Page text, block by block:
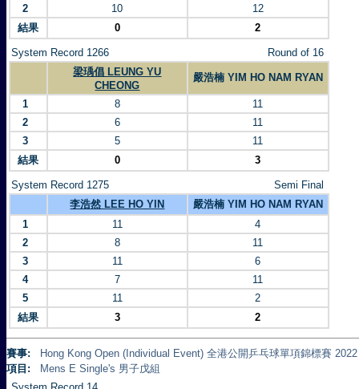
2
10
12
結果
0 2
System Record 1266
Round of 16
梁瑀倡 LEUNG YU
CHEONG
嚴浩楠 YIM HO NAM RYAN
1 8
11
2
6
11
3
5
11
結果
0 3
System Record 1275
Semi Final
李浩然 LEE HO YIN
嚴浩楠 YIM HO NAM RYAN
1
11
4
2
8
11
3
11
6
4
7
11
5
11
2
結果
3 2
賽事:
Hong Kong Open (Individual Event) 全港公開乒乓球單項錦標賽 2022
項目:
Mens E Single's 男子戊組